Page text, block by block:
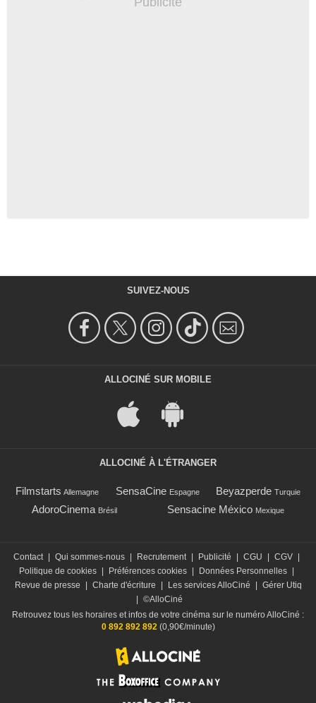
SUIVEZ-NOUS
ALLOCINÉ SUR MOBILE
ALLOCINÉ À L'ÉTRANGER
Filmstarts Allemagne SensaCine Espagne Beyazperde Turquie
AdoroCinema Brésil Sensacine México Mexique
Contact Qui sommes-nous Recrutement Publicité CGU CGV
Politique de cookies
Préférences cookies Données Personnelles
Revue de presse
Charte d'écriture Les services AlloCiné
Gérer Utiq
©AlloCiné
Retrouvez tous les horaires et infos de votre cinéma sur le numéro AlloCiné :
0 892 892 892(0,90€/minute)